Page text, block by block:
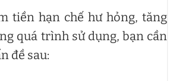
tiền hạn chế hư hỏng, tăng
quá trình sử dụng, bạn cần
đề sau: